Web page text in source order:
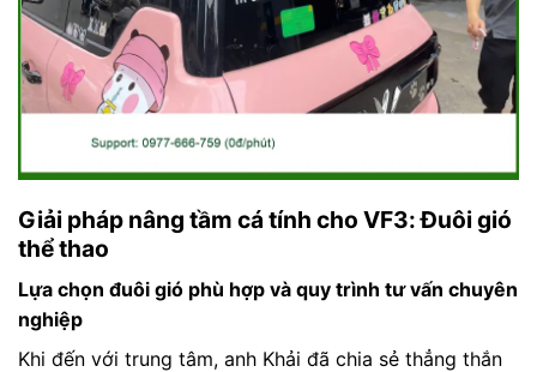
Giải pháp nâng tầm cá tính cho VF3: Đuôi gió
thể thao
Lựa chọn đuôi gió phù hợp và quy trình tư vấn chuyên
nghiệp
Khi đến với trung tâm, anh Khải đã chia sẻ thẳng thắn